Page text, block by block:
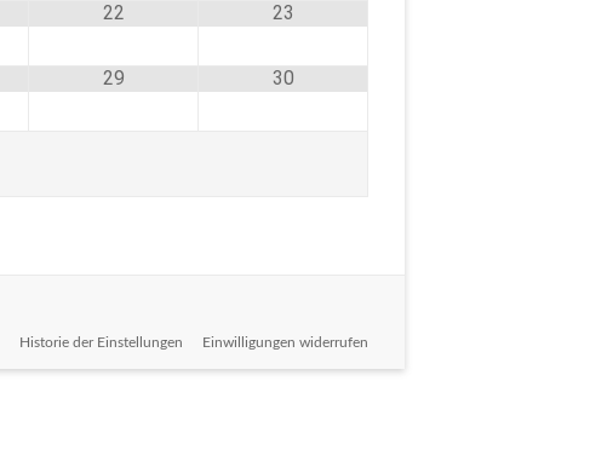
22 23
29 30
Historie der Einstellungen Einwilligungen widerrufen